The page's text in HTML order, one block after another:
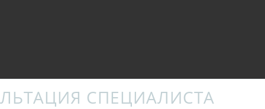
СПЕЦИАЛИСТА